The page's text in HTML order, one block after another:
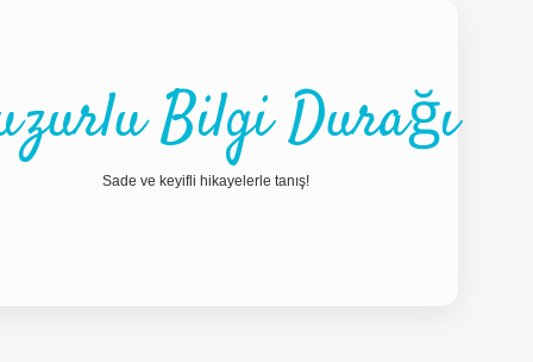
Bilgi Durağı
Sade ve keyifli hikayelerle tanış!